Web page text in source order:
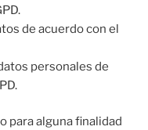
de acuerdo con el
personales de
para alguna finalidad